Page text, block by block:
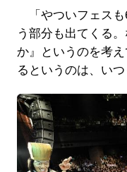
「やついフェスも
う部分も出てくる
か』というのを考
るというのは、いつ